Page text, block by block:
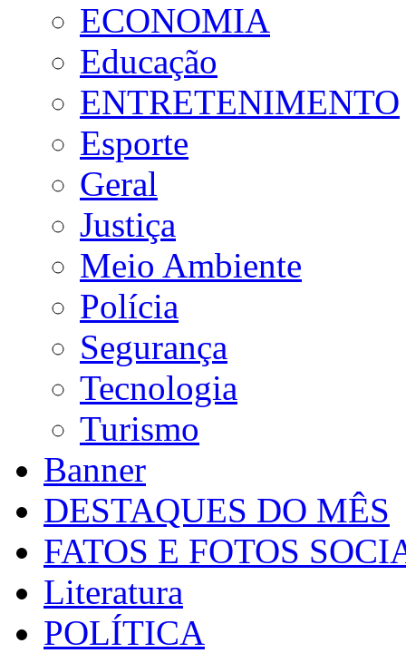
ECONOMIA
Educação
ENTRETENIMENTO
Esporte
Geral
Justiça
Meio Ambiente
Polícia
Segurança
Tecnologia
Turismo
Banner
DESTAQUES DO MÊS
FATOS E FOTOS
Literatura
POLÍTICA